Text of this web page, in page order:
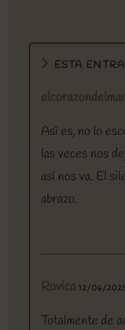
ESTA
elcorazondelmar
Así es, no lo
las veces nos
así nos va. El
abrazo.
Rovica 12/06/
Totalmente de